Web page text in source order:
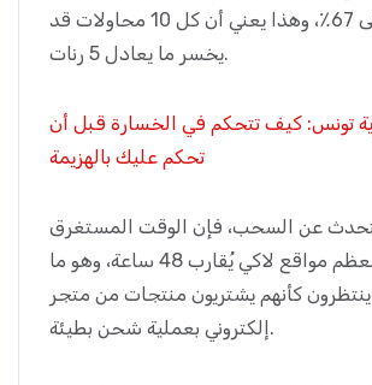
الجولة يرتفع إلى 67٪، وهذا يعني أن كل 10 محاولات قد
يخسر ما يعادل 5 رنات.
تونس: كيف تتحكم في الخسارة قبل أن
تحكم عليك بالهزيمة
عن السحب، فإن الوقت المستغرق
للسحب في معظم مواقع لاكي يُقارب 48 ساعة، وهو ما
كأنهم يشتريون منتجات من متجر
إلكتروني بعملية شحن بطيئة.